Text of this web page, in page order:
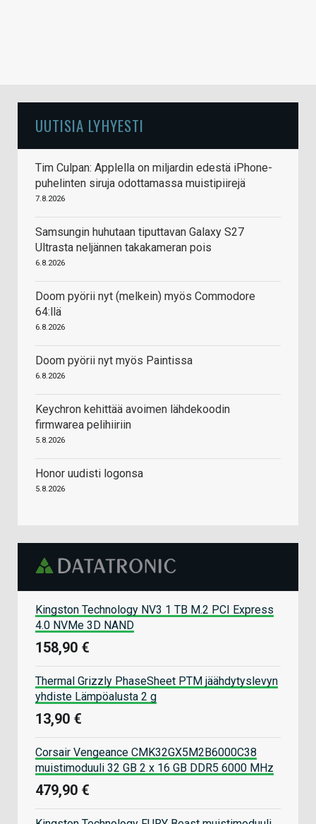
UUTISIA LYHYESTI
Tim Culpan: Applella on miljardin edestä iPhone-
puhelinten siruja odottamassa muistipiirejä
7.8.2026
Samsungin huhutaan tiputtavan Galaxy S27
Ultrasta neljännen takakameran pois
6.8.2026
Doom pyörii nyt (melkein) myös Commodore
64:llä
6.8.2026
Doom pyörii nyt myös Paintissa
6.8.2026
Keychron kehittää avoimen lähdekoodin
firmwarea pelihiiriin
5.8.2026
Honor uudisti logonsa
5.8.2026
Kingston Technology NV3 1 TB M.2 PCI Express
4.0 NVMe 3D NAND
158,90 €
Thermal Grizzly PhaseSheet PTM jäähdytyslevyn
yhdiste Lämpöalusta 2 g
13,90 €
Corsair Vengeance CMK32GX5M2B6000C38
muistimoduuli 32 GB 2 x 16 GB DDR5 6000 MHz
479,90 €